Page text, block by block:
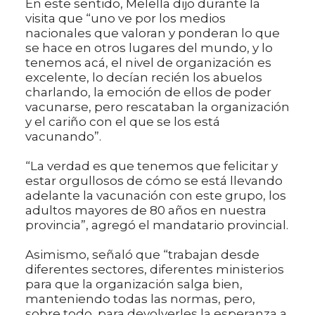
En este sentido, Melella dijo durante la
visita que “uno ve por los medios
nacionales que valoran y ponderan lo que
se hace en otros lugares del mundo, y lo
tenemos acá, el nivel de organización es
excelente, lo decían recién los abuelos
charlando, la emoción de ellos de poder
vacunarse, pero rescataban la organización
y el cariño con el que se los está
vacunando”.
“La verdad es que tenemos que felicitar y
estar orgullosos de cómo se está llevando
adelante la vacunación con este grupo, los
adultos mayores de 80 años en nuestra
provincia”, agregó el mandatario provincial.
Asimismo, señaló que “trabajan desde
diferentes sectores, diferentes ministerios
para que la organización salga bien,
manteniendo todas las normas, pero,